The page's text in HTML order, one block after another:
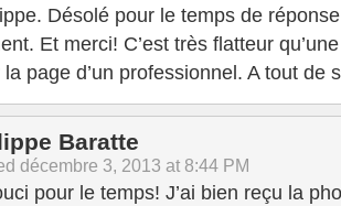
Désolé pour le temps de
Et merci! C’est très flatteur
page d’un professionnel. A tout de
Baratte
décembre 3, 2013 at 8:44 PM
pour le temps! J’ai bien reçu la